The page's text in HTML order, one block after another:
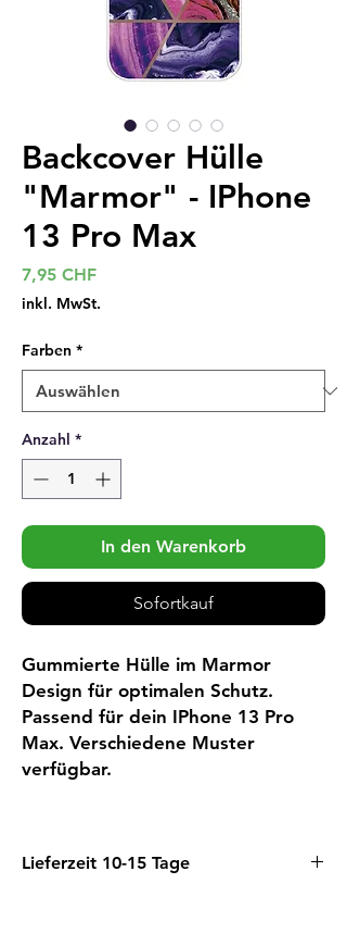
Backcover Hülle
"Marmor" - IPhone
13 Pro Max
7,95 CHFPreis
inkl. MwSt.
Farben *
Anzahl *
In den Warenkorb
Sofortkauf
Gummierte Hülle im Marmor
Design für optimalen Schutz.
Passend für dein IPhone 13 Pro
Max. Verschiedene Muster
verfügbar.
Lieferzeit 10-15 Tage